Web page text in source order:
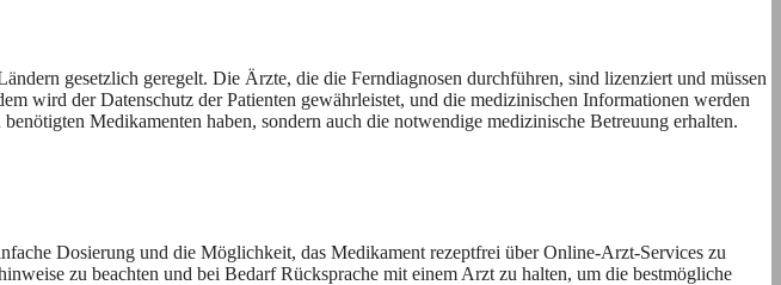
gesetzlich geregelt. Die Ärzte, die die Ferndiagnosen durchführen, sind lizenziert und müssen
wird der Datenschutz der Patienten gewährleistet, und die medizinischen Informationen werden
Medikamenten haben, sondern auch die notwendige medizinische Betreuung erhalten.
Dosierung und die Möglichkeit, das Medikament rezeptfrei über Online-Arzt-Services zu
zu beachten und bei Bedarf Rücksprache mit einem Arzt zu halten, um die bestmögliche